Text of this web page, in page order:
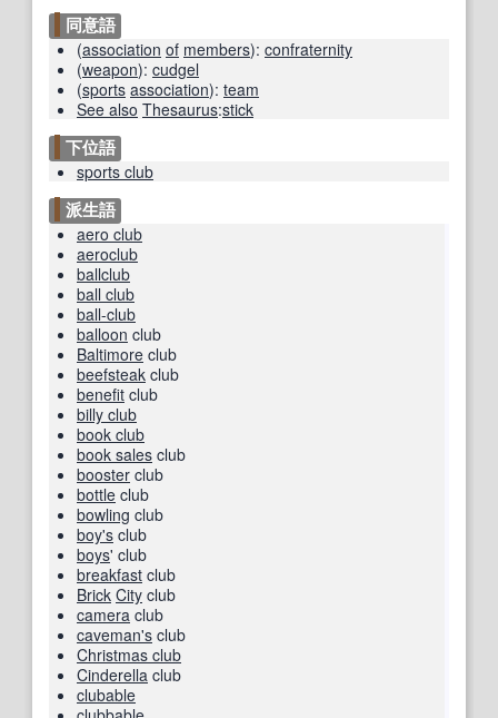
同意語
(association of members): confraternity
(weapon): cudgel
(sports association): team
See also Thesaurus:stick
下位語
sports club
派生語
aero club
aeroclub
ballclub
ball club
ball-club
balloon club
Baltimore club
beefsteak club
benefit club
billy club
book club
book sales club
booster club
bottle club
bowling club
boy's club
boys' club
breakfast club
Brick City club
camera club
caveman's club
Christmas club
Cinderella club
clubable